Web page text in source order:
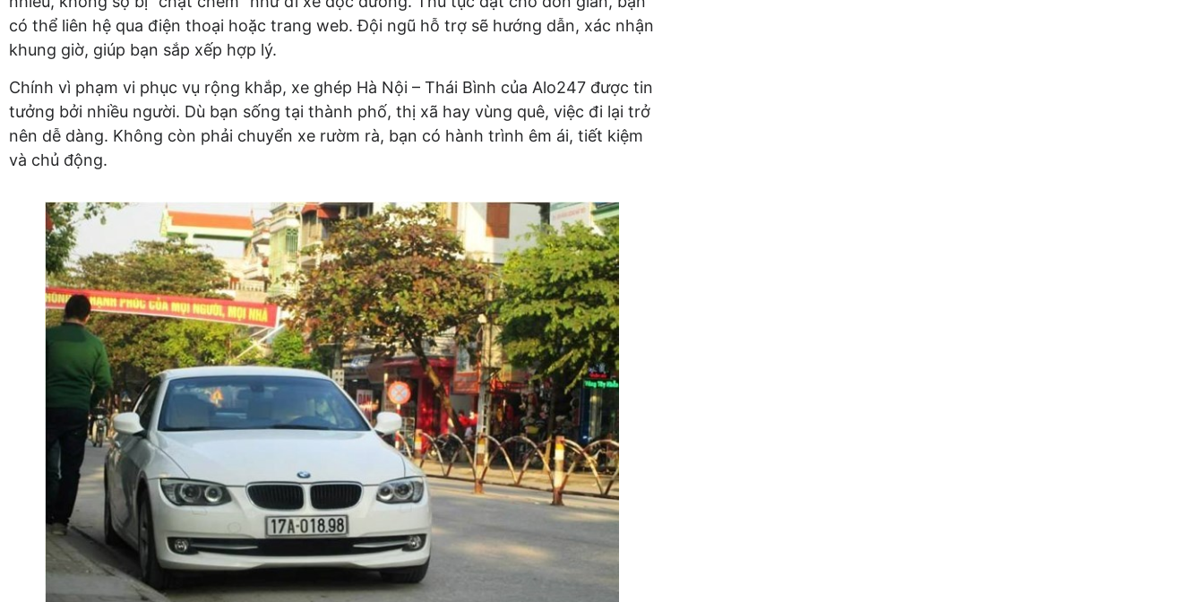
có thể liên hệ qua điện thoại hoặc trang web. Đội ngũ hỗ trợ sẽ hướng dẫn, xác nhận
khung giờ, giúp bạn sắp xếp hợp lý.
Chính vì phạm vi phục vụ rộng khắp, xe ghép Hà Nội – Thái Bình của Alo247 được tin
tưởng bởi nhiều người. Dù bạn sống tại thành phố, thị xã hay vùng quê, việc đi lại trở
nên dễ dàng. Không còn phải chuyển xe rườm rà, bạn có hành trình êm ái, tiết kiệm
và chủ động.